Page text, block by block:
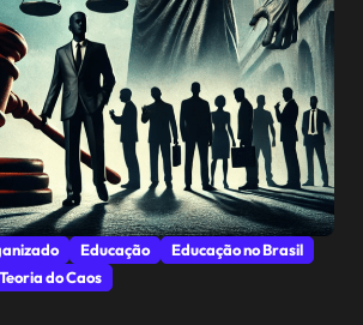
Educação
Educação no Brasil
Teoria do Caos